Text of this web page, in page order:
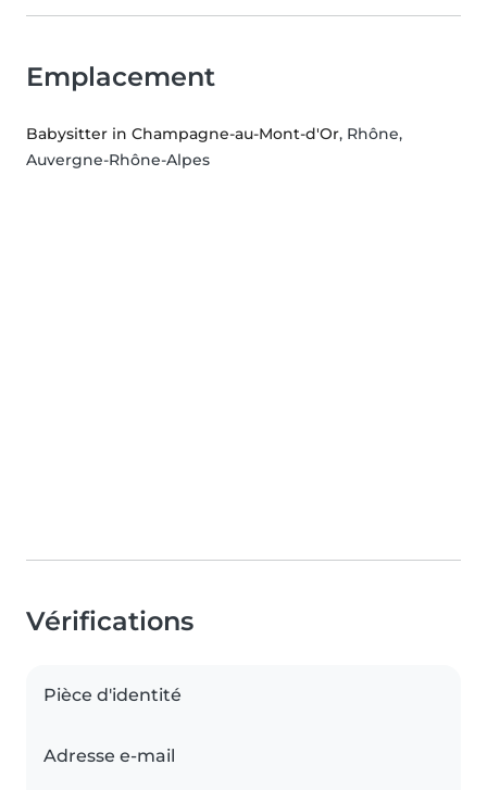
Emplacement
Babysitter in Champagne-au-Mont-d'Or, Rhône,
Auvergne-Rhône-Alpes
Vérifications
Pièce d'identité
Adresse e-mail